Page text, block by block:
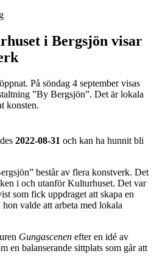
i Bergsjön visar
På söndag 4 september visas
”By Bergsjön”. Det är lokala
konsten.
2022-08-31 och kan ha hunnit bli
består av flera konstverk. Det
i och utanför Kulturhuset. Det var
som fick uppdraget att skapa en
valde att arbeta med lokala
Gungascenen efter en idé av
en balanserande sittplats som går att